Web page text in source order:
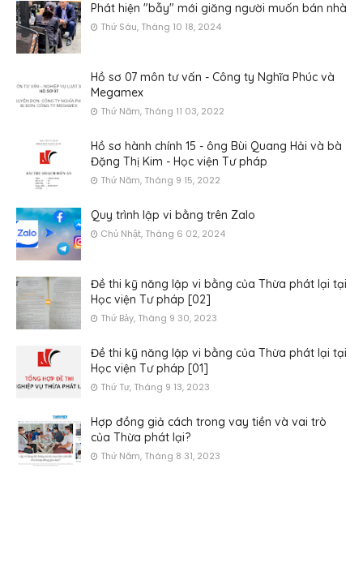
Phát hiện "bẫy" mới giăng người muốn bán nhà
Thứ Sáu, Tháng 10 18, 2024
Hồ sơ 07 môn tư vấn - Công ty Nghĩa Phúc và
Megamex
Thứ Năm, Tháng 11 03, 2022
Hồ sơ hành chính 15 - ông Bùi Quang Hải và bà
Đặng Thị Kim - Học viện Tư pháp
Thứ Năm, Tháng 9 15, 2022
Quy trình lập vi bằng trên Zalo
Chủ Nhật, Tháng 6 02, 2024
Đề thi kỹ năng lập vi bằng của Thừa phát lại tại
Học viện Tư pháp [02]
Thứ Bảy, Tháng 9 30, 2023
Đề thi kỹ năng lập vi bằng của Thừa phát lại tại
Học viện Tư pháp [01]
Thứ Tư, Tháng 9 13, 2023
Hợp đồng giả cách trong vay tiền và vai trò
của Thừa phát lại?
Thứ Năm, Tháng 8 31, 2023